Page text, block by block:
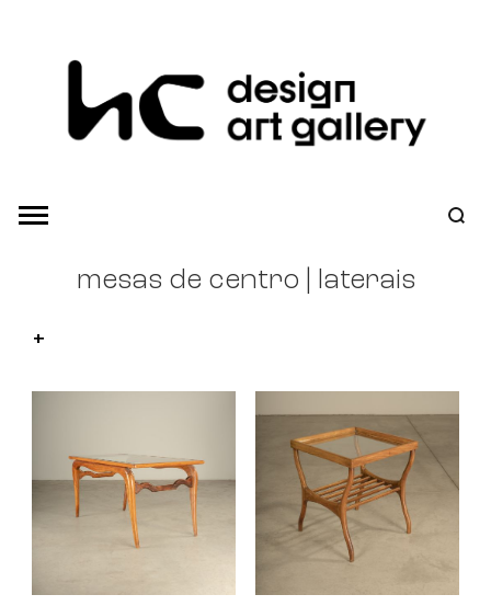
mesas de centro | laterais
+